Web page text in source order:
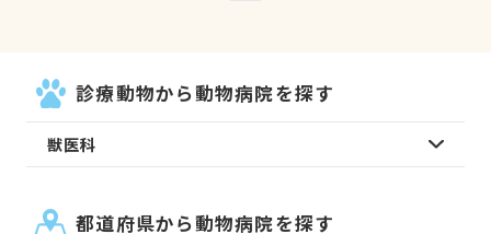
診療動物から動物病院を探す
獣医科
都道府県から動物病院を探す